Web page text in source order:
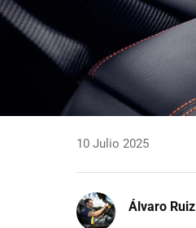
10 Julio 2025
Álvaro Ruiz